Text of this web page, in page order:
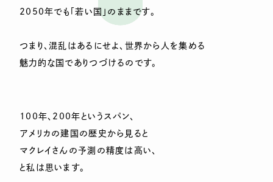
2050年でも「若い国」のままです。
つまり、混乱はあるにせよ、世界から人を集める
魅力的な国でありつづけるのです。
100年、200年というスパン、
アメリカの建国の歴史から見ると
マクレイさんの予測の精度は高い、
と私は思います。